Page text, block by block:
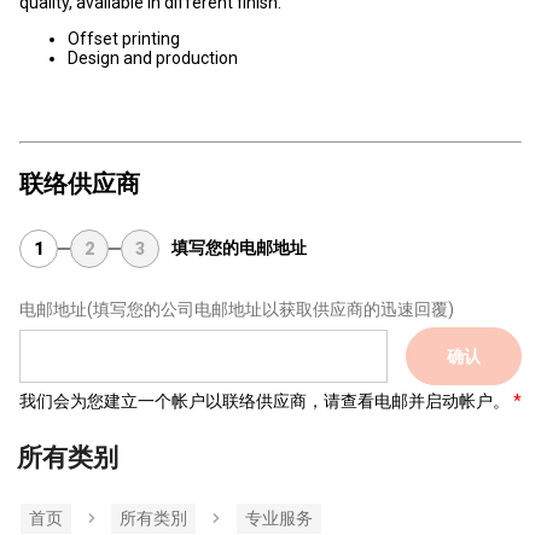
Offset printing
Design and production
联络供应商
1 2 3 填写您的电邮地址
电邮地址(填写您的公司电邮地址以获取供应商的迅速回覆)
确认
我们会为您建立一个帐户以联络供应商，请查看电邮并启动帐户。
所有类别
首页 所有类別 专业服务